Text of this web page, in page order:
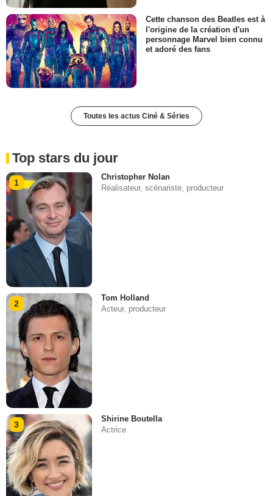
Cette chanson des Beatles est à
l'origine de la création d'un
personnage Marvel bien connu
et adoré des fans
Toutes les actus Ciné & Séries
Top stars du jour
1
Christopher Nolan
Réalisateur, scénariste, producteur
2
Tom Holland
Acteur, producteur
3
Shirine Boutella
Actrice